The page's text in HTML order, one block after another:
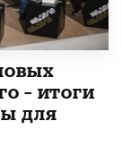
– итоги
для